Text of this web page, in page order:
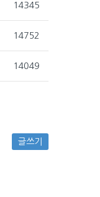
14345
14752
14049
글쓰기